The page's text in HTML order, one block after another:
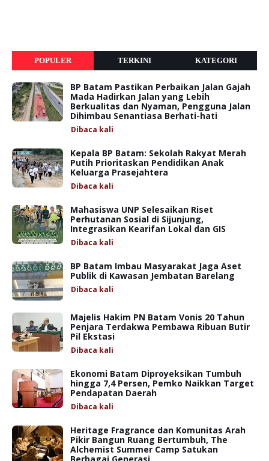
POPULER TERKINI KATEGORI
BP Batam Pastikan Perbaikan Jalan Gajah
Mada Hadirkan Jalan yang Lebih
Berkualitas dan Nyaman, Pengguna Jalan
Dihimbau Senantiasa Berhati-hati
Dibaca kali
Kepala BP Batam: Sekolah Rakyat Merah
Putih Prioritaskan Pendidikan Anak
Keluarga Prasejahtera
Dibaca kali
Mahasiswa UNP Selesaikan Riset
Perhutanan Sosial di Sijunjung,
Integrasikan Kearifan Lokal dan GIS
Dibaca kali
BP Batam Imbau Masyarakat Jaga Aset
Publik di Kawasan Jembatan Barelang
Dibaca kali
Majelis Hakim PN Batam Vonis 20 Tahun
Penjara Terdakwa Pembawa Ribuan Butir
Pil Ekstasi
Dibaca kali
Ekonomi Batam Diproyeksikan Tumbuh
hingga 7,4 Persen, Pemko Naikkan Target
Pendapatan Daerah
Dibaca kali
Heritage Fragrance dan Komunitas Arah
Pikir Bangun Ruang Bertumbuh, The
Alchemist Summer Camp Satukan